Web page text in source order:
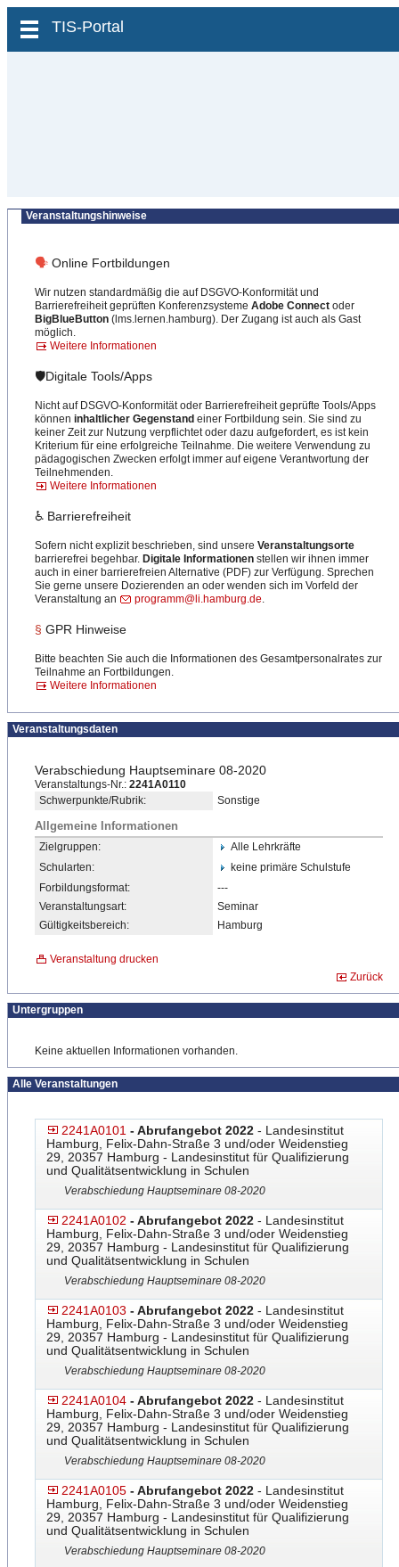
zum Inhalt wechseln
TIS-Portal
Veranstaltungshinweise
🗣 Online Fortbildungen
Wir nutzen standardmäßig die auf DSGVO-Konformität und
Barrierefreiheit geprüften Konferenzsysteme Adobe Connect oder
BigBlueButton (lms.lernen.hamburg). Der Zugang ist auch als Gast
möglich.
Weitere Informationen
🛡️Digitale Tools/Apps
Nicht auf DSGVO-Konformität oder Barrierefreiheit geprüfte Tools/Apps
können inhaltlicher Gegenstand einer Fortbildung sein. Sie sind zu
keiner Zeit zur Nutzung verpflichtet oder dazu aufgefordert, es ist kein
Kriterium für eine erfolgreiche Teilnahme. Die weitere Verwendung zu
pädagogischen Zwecken erfolgt immer auf eigene Verantwortung der
Teilnehmenden.
Weitere Informationen
♿ Barrierefreiheit
Sofern nicht explizit beschrieben, sind unsere Veranstaltungsorte
barrierefrei begehbar. Digitale Informationen stellen wir ihnen immer
auch in einer barrierefreien Alternative (PDF) zur Verfügung. Sprechen
Sie gerne unsere Dozierenden an oder wenden sich im Vorfeld der
Veranstaltung an
programm@li.hamburg.de.
§ GPR Hinweise
Bitte beachten Sie auch die Informationen des Gesamtpersonalrates zur
Teilnahme an Fortbildungen.
Weitere Informationen
Veranstaltungsdaten
Verabschiedung Hauptseminare 08-2020
Veranstaltungs-Nr.: 2241A0110
Schwerpunkte/Rubrik:
Sonstige
Allgemeine Informationen
Zielgruppen:
Alle Lehrkräfte
Schularten:
keine primäre Schulstufe
Forbildungsformat:
---
Veranstaltungsart:
Seminar
Gültigkeitsbereich:
Hamburg
Veranstaltung drucken
Zurück
Untergruppen
Keine aktuellen Informationen vorhanden.
Alle Veranstaltungen
2241A0101 - Abrufangebot 2022 - Landesinstitut
Hamburg, Felix-Dahn-Straße 3 und/oder Weidenstieg
29, 20357 Hamburg - Landesinstitut für Qualifizierung
und Qualitätsentwicklung in Schulen
Verabschiedung Hauptseminare 08-2020
2241A0102 - Abrufangebot 2022 - Landesinstitut
Hamburg, Felix-Dahn-Straße 3 und/oder Weidenstieg
29, 20357 Hamburg - Landesinstitut für Qualifizierung
und Qualitätsentwicklung in Schulen
Verabschiedung Hauptseminare 08-2020
2241A0103 - Abrufangebot 2022 - Landesinstitut
Hamburg, Felix-Dahn-Straße 3 und/oder Weidenstieg
29, 20357 Hamburg - Landesinstitut für Qualifizierung
und Qualitätsentwicklung in Schulen
Verabschiedung Hauptseminare 08-2020
2241A0104 - Abrufangebot 2022 - Landesinstitut
Hamburg, Felix-Dahn-Straße 3 und/oder Weidenstieg
29, 20357 Hamburg - Landesinstitut für Qualifizierung
und Qualitätsentwicklung in Schulen
Verabschiedung Hauptseminare 08-2020
2241A0105 - Abrufangebot 2022 - Landesinstitut
Hamburg, Felix-Dahn-Straße 3 und/oder Weidenstieg
29, 20357 Hamburg - Landesinstitut für Qualifizierung
und Qualitätsentwicklung in Schulen
Verabschiedung Hauptseminare 08-2020